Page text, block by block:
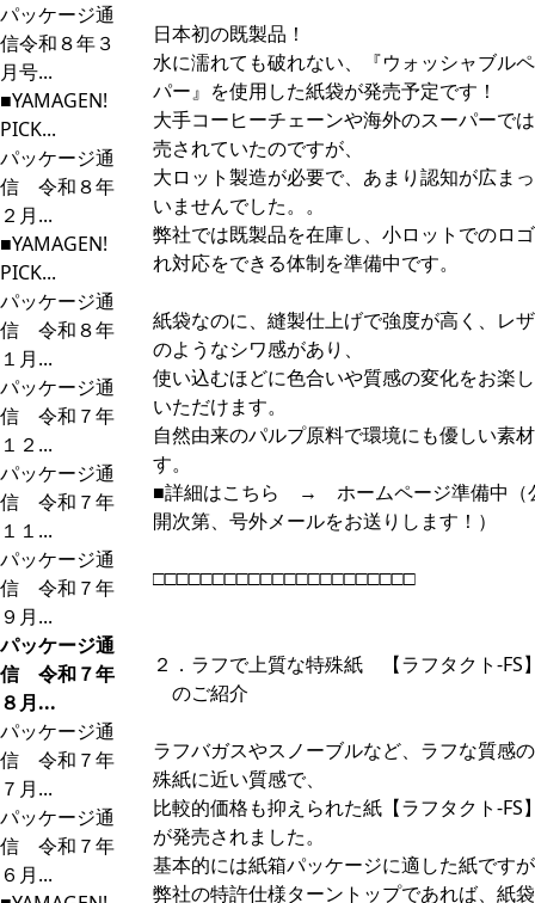
パッケージ通
信令和８年３
月号...
■YAMAGEN!
PICK...
パッケージ通
信 令和８年
２月...
■YAMAGEN!
PICK...
パッケージ通
信 令和８年
１月...
パッケージ通
信 令和７年
１２...
パッケージ通
信 令和７年
１１...
パッケージ通
信 令和７年
９月...
パッケージ通
信 令和７年
８月...
パッケージ通
信 令和７年
７月...
パッケージ通
信 令和７年
６月...
日本初の既製品！
水に濡れても破れない、『ウォッシャブル
パー』を使用した紙袋が発売予定です！
大手コーヒーチェーンや海外のスーパーで
売されていたのですが、
大ロット製造が必要で、あまり認知が広ま
いませんでした。。
弊社では既製品を在庫し、小ロットでのロ
れ対応をできる体制を準備中です。
紙袋なのに、縫製仕上げで強度が高く、レ
のようなシワ感があり、
使い込むほどに色合いや質感の変化をお楽
いただけます。
自然由来のパルプ原料で環境にも優しい素
す。
■詳細はこちら → ホームページ準備中（
開次第、号外メールをお送りします！）
□□□□□□□□□□□□□□□□□□□□□□
２．ラフで上質な特殊紙 【ラフタクト-FS
のご紹介
ラフバガスやスノーブルなど、ラフな質感
殊紙に近い質感で、
比較的価格も抑えられた紙【ラフタクト-FS
が発売されました。
基本的には紙箱パッケージに適した紙です
弊社の特許仕様ターントップであれば、紙